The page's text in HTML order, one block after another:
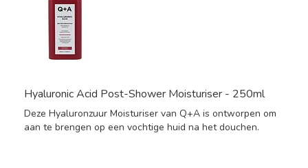
Hyaluronic Acid Post-Shower Moisturiser - 250ml
Deze Hyaluronzuur Moisturiser van Q+A is ontworpen om
aan te brengen op een vochtige huid na het douchen.